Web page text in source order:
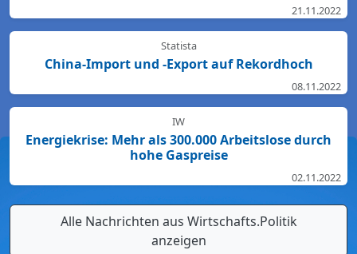
nirgendwo sonst in Deutschland. Für den Start des
Deutschlandtick...
21.11.2022
Statista
China-Import und -Export auf Rekordhoch
08.11.2022
IW
Energiekrise: Mehr als 300.000 Arbeitslose durch
hohe Gaspreise
02.11.2022
Alle Nachrichten aus Wirtschafts.Politik
anzeigen